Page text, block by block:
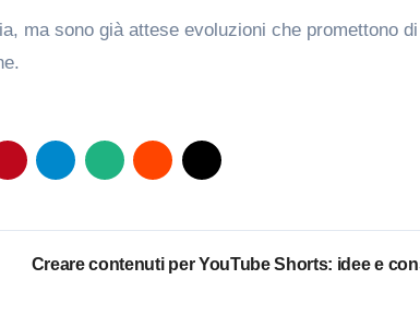
ma sono già attese evoluzioni che promettono di
Creare contenuti per YouTube Shorts: idee e